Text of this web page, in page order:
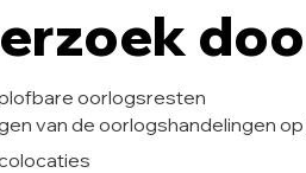
oorlogsresten
van de oorlogshandelingen